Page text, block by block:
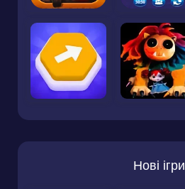
Нові ігри